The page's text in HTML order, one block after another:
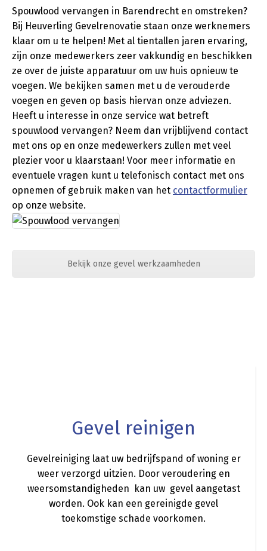
Spouwlood vervangen in Barendrecht en omstreken?
Bij Heuverling Gevelrenovatie staan onze werknemers
klaar om u te helpen! Met al tientallen jaren ervaring,
zijn onze medewerkers zeer vakkundig en beschikken
ze over de juiste apparatuur om uw huis opnieuw te
voegen. We bekijken samen met u de verouderde
voegen en geven op basis hiervan onze adviezen.
Heeft u interesse in onze service wat betreft
spouwlood vervangen? Neem dan vrijblijvend contact
met ons op en onze medewerkers zullen met veel
plezier voor u klaarstaan! Voor meer informatie en
eventuele vragen kunt u telefonisch contact met ons
opnemen of gebruik maken van het contactformulier
op onze website.
Bekijk onze gevel werkzaamheden
Gevel reinigen
Gevelreiniging laat uw bedrijfspand of woning er
weer verzorgd uitzien. Door veroudering en
weersomstandigheden kan uw gevel aangetast
worden. Ook kan een gereinigde gevel
toekomstige schade voorkomen.